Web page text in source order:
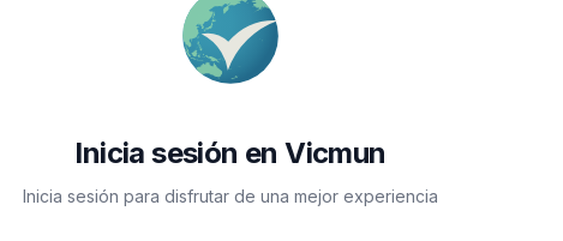
Inicia sesión en Vicmun
Inicia sesión para disfrutar de una mejor experiencia